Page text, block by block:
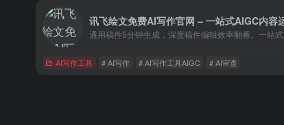
AI写作工具 # AI写作 # AI写作工具AIGC # AI审查